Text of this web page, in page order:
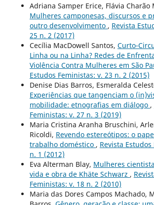
Adriana Samper Erice, Flávia Charão
Mulheres camponesas, discursos e
outro desenvolvimento , Revista
25 n. 2 (2017)
Cecília MacDowell Santos, Curto-
Linha ou na Linha? Redes de
Violência Contra Mulheres em São
Estudos Feministas: v. 23 n. 2 (2015)
Denise Dias Barros, Esmeralda
Experiências que tangenciam o
mobilidade: etnografias em diálogo ,
Feministas: v. 27 n. 3 (2019)
Maria Cristina Aranha Bruschini,
Ricoldi, Revendo estereótipos: o
trabalho doméstico , Revista
n. 1 (2012)
Eva Alterman Blay, Mulheres
vida e obra de Khäte Schwarz ,
Feministas: v. 18 n. 2 (2010)
Maria das Dores Campos Machado,